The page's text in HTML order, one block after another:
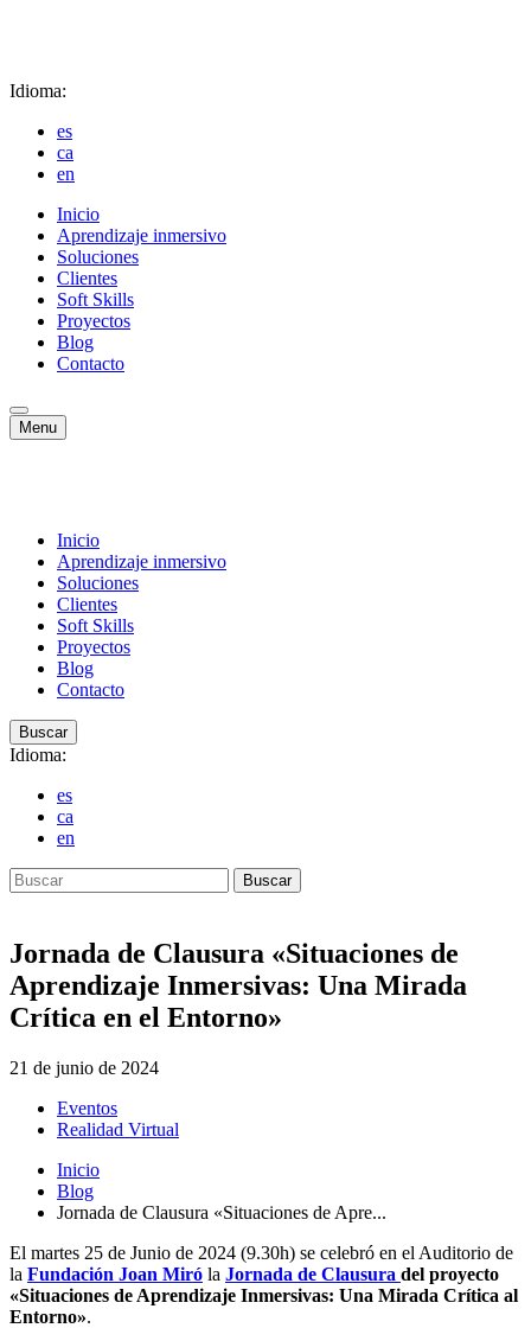
Idioma:
es
ca
en
Inicio
Aprendizaje inmersivo
Soluciones
Clientes
Soft Skills
Proyectos
Blog
Contacto
Menu
Inicio
Aprendizaje inmersivo
Soluciones
Clientes
Soft Skills
Proyectos
Blog
Contacto
Buscar
Idioma:
es
ca
en
Buscar
Jornada de Clausura «Situaciones de
Aprendizaje Inmersivas: Una Mirada
Crítica en el Entorno»
21 de junio de 2024
Eventos
Realidad Virtual
Inicio
Blog
Jornada de Clausura «Situaciones de Apre...
El martes 25 de Junio de 2024 (9.30h) se celebró en el Auditorio de
la Fundación Joan Miró la Jornada de Clausura del proyecto
«Situaciones de Aprendizaje Inmersivas: Una Mirada Crítica al
Entorno».